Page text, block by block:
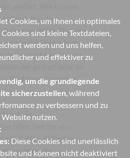
Cookies, um Ihnen ein optimales
sind kleine Textdateien,
werden und uns helfen,
und effektiver zu
um die grundlegende
sicherzustellen, während
zu verbessern und zu
Website nutzen.
Diese Cookies sind unerlässlich
und können nicht deaktiviert
geklärt. Alle hörten
nutzten die
über wichtige Themen
etwa darüber, wie es
weitergehen kann, wie
Problemen wenden
blieb Zeit für eine
mit Kaffee, Plätzchen
wurden die